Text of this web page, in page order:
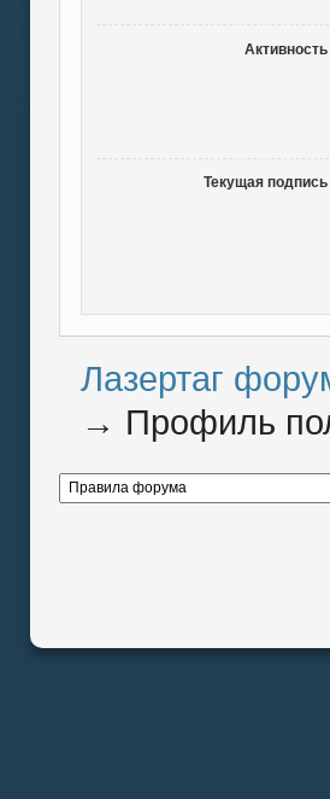
Активность
Текущая подпись
Лазертаг
→ Профиль